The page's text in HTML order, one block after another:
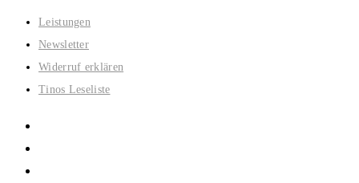
Zum
Inhalt
springen
Leistungen
Newsletter
Widerruf erklären
Tinos Leseliste